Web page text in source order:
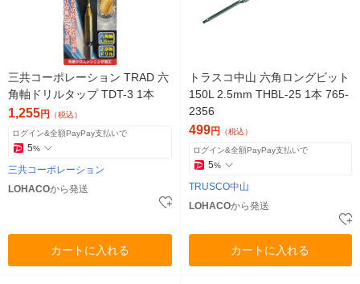
三共コーポレーション TRAD 六
角軸ドリルタップ TDT-3 1本
1,255円 （税込）
ログイン&全額PayPay支払いで
5%
三共コーポレーション
LOHACOから発送
カートに入れる
トラスコ中山 六角ロングビット
150L 2.5mm THBL-25 1本 765-
2356
499円 （税込）
ログイン&全額PayPay支払いで
5%
TRUSCO中山
LOHACOから発送
カートに入れる